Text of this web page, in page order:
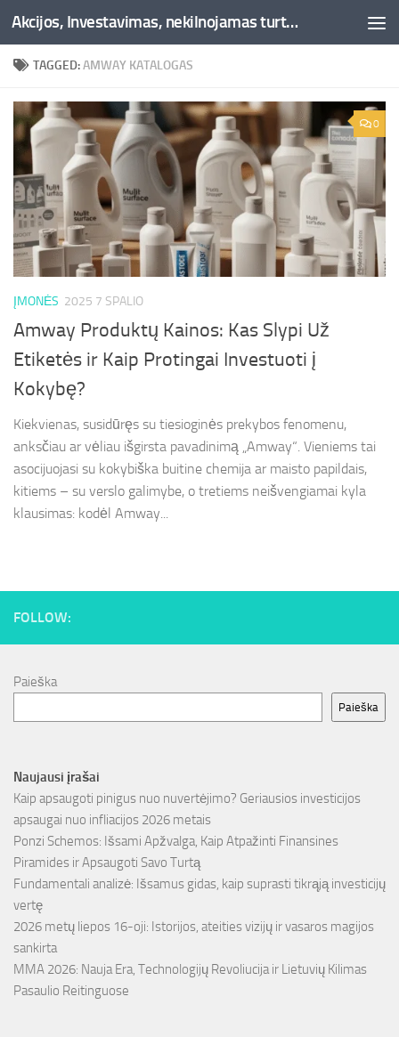
Skip to content Akcijos, Investavimas, nekilnojamas turtas, kriptovaliutos - Besociai.lt
TAGGED:AMWAY KATALOGAS
0
ĮMONĖS 2025 7 SPALIO
Amway Produktų Kainos: Kas Slypi Už
Etiketės ir Kaip Protingai Investuoti į
Kokybę?
Kiekvienas, susidūręs su tiesioginės prekybos fenomenu,
anksčiau ar vėliau išgirsta pavadinimą „Amway“. Vieniems tai
asocijuojasi su kokybiška buitine chemija ar maisto papildais,
kitiems – su verslo galimybe, o tretiems neišvengiamai kyla
klausimas: kodėl Amway...
FOLLOW:
Paieška
Paieška
Naujausi įrašai
Kaip apsaugoti pinigus nuo nuvertėjimo? Geriausios investicijos
apsaugai nuo infliacijos 2026 metais
Ponzi Schemos: Išsami Apžvalga, Kaip Atpažinti Finansines
Piramides ir Apsaugoti Savo Turtą
Fundamentali analizė: Išsamus gidas, kaip suprasti tikrąją investicijų
vertę
2026 metų liepos 16-oji: Istorijos, ateities vizijų ir vasaros magijos
sankirta
MMA 2026: Nauja Era, Technologijų Revoliucija ir Lietuvių Kilimas
Pasaulio Reitinguose